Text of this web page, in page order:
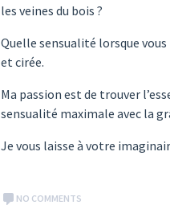
les veines du bois ?
Quelle sensualité lorsque
et cirée.
Ma passion est de trouver
sensualité maximale avec la
Je vous laisse à votre
NO COMMENTS